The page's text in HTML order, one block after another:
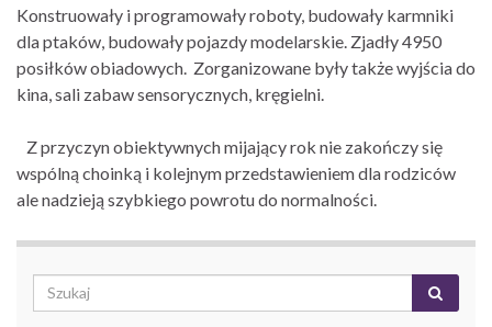
Konstruowały i programowały roboty, budowały karmniki
dla ptaków, budowały pojazdy modelarskie. Zjadły 4950
posiłków obiadowych. Zorganizowane były także wyjścia do
kina, sali zabaw sensorycznych, kręgielni.
Z przyczyn obiektywnych mijający rok nie zakończy się
wspólną choinką i kolejnym przedstawieniem dla rodziców
ale nadzieją szybkiego powrotu do normalności.